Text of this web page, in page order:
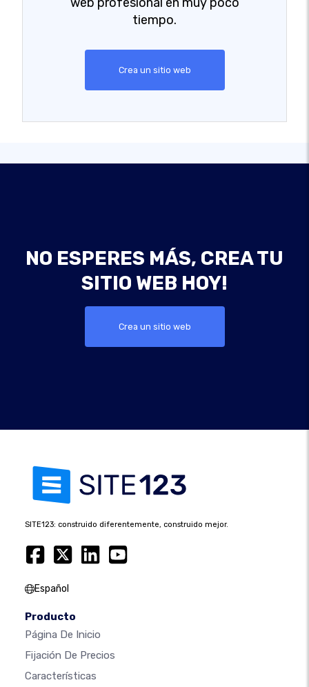
tiempo.
Crea un sitio web
NO ESPERES MÁS, CREA TU
SITIO WEB HOY!
Crea un sitio web
SITE123: construido diferentemente, construido mejor.
Español
Producto
Página De Inicio
Fijación De Precios
Características